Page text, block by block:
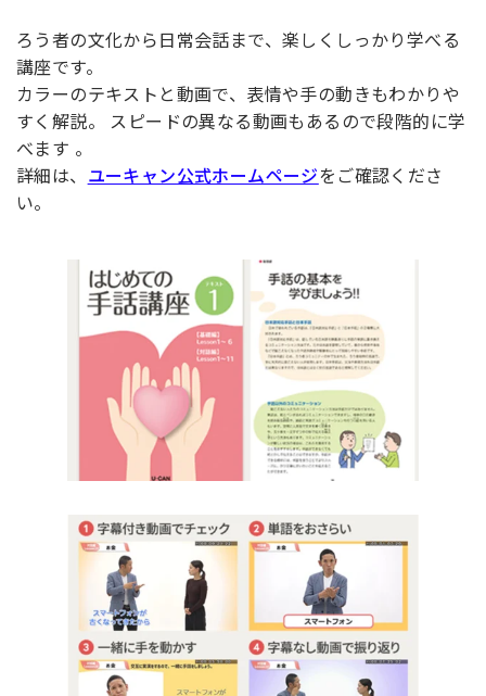
ろう者の文化から日常会話まで、楽しくしっかり学べる
講座です。
カラーのテキストと動画で、表情や手の動きもわかりや
すく解説。 スピードの異なる動画もあるので段階的に学
べます 。
詳細は、 ユーキャン公式ホームページをご確認くださ
い。